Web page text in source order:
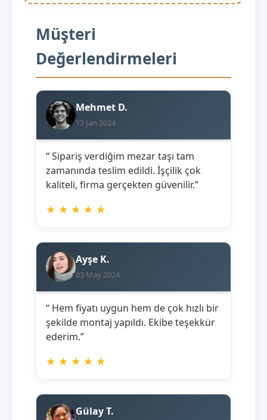
Müşteri
Değerlendirmeleri
Mehmet D.
12 Jan 2024
“ Sipariş verdiğim mezar taşı tam
zamanında teslim edildi. İşçilik çok
kaliteli, firma gerçekten güvenilir.”
★ ★ ★ ★ ★
Ayşe K.
03 May 2024
“ Hem fiyatı uygun hem de çok hızlı bir
şekilde montaj yapıldı. Ekibe teşekkür
ederim.”
★ ★ ★ ★ ★
Gülay T.